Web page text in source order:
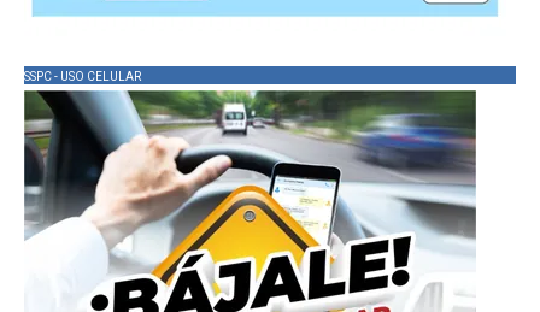
SSPC - USO CELULAR